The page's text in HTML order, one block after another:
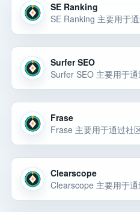
SE Ranking
Surfer SEO
Frase
Clearscope